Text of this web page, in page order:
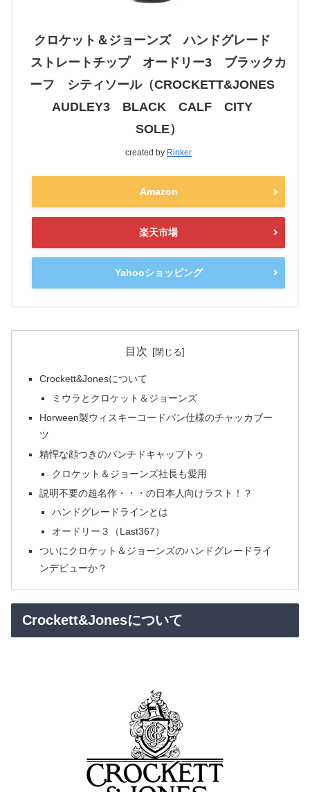
クロケット＆ジョーンズ ハンドグレード
ストレートチップ オードリー3 ブラックカ
ーフ シティソール（CROCKETT&JONES
AUDLEY3 BLACK CALF CITY
SOLE）
created by Rinker
Amazon
楽天市場
Yahooショッピング
目次
Crockett&Jonesについて
ミウラとクロケット＆ジョーンズ
Horween製ウィスキーコードバン仕様のチャッカブー
ツ
精悍な顔つきのパンチドキャップトゥ
クロケット＆ジョーンズ社長も愛用
説明不要の超名作・・・の日本人向けラスト！？
ハンドグレードラインとは
オードリー３（Last367）
ついにクロケット＆ジョーンズのハンドグレードライ
ンデビューか？
Crockett&Jonesについて